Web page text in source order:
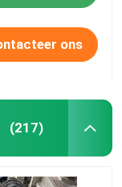
ons
(217)